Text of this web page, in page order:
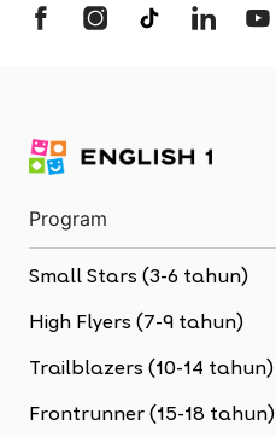
Program
Small Stars (3-6 tahun)
High Flyers (7-9 tahun)
Trailblazers (10-14 tahun)
Frontrunner (15-18 tahun)